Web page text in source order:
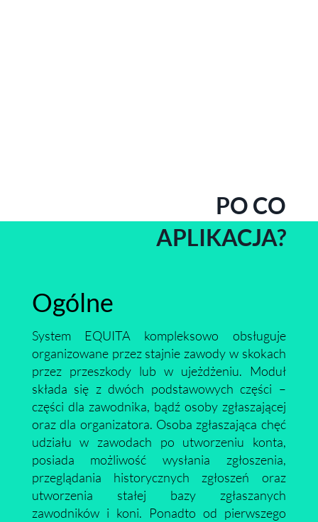
PO CO
APLIKACJA?
Ogólne
System EQUITA kompleksowo obsługuje
organizowane przez stajnie zawody w skokach
przez przeszkody lub w ujeżdżeniu. Moduł
składa się z dwóch podstawowych części –
części dla zawodnika, bądź osoby zgłaszającej
oraz dla organizatora. Osoba zgłaszająca chęć
udziału w zawodach po utworzeniu konta,
posiada możliwość wysłania zgłoszenia,
przeglądania historycznych zgłoszeń oraz
utworzenia stałej bazy zgłaszanych
zawodników i koni. Ponadto od pierwszego